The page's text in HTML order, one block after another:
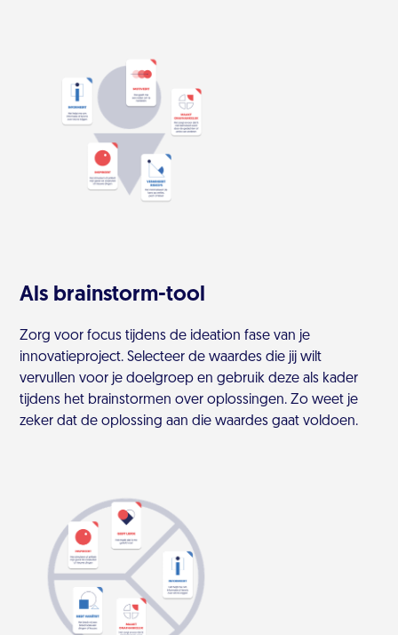
Als brainstorm-tool
Zorg voor focus tijdens de ideation fase van je
innovatieproject. Selecteer de waardes die jij wilt
vervullen voor je doelgroep en gebruik deze als kader
tijdens het brainstormen over oplossingen. Zo weet je
zeker dat de oplossing aan die waardes gaat voldoen.